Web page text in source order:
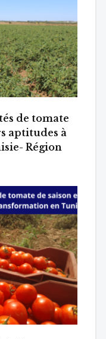
de tomate
aptitudes à
Région